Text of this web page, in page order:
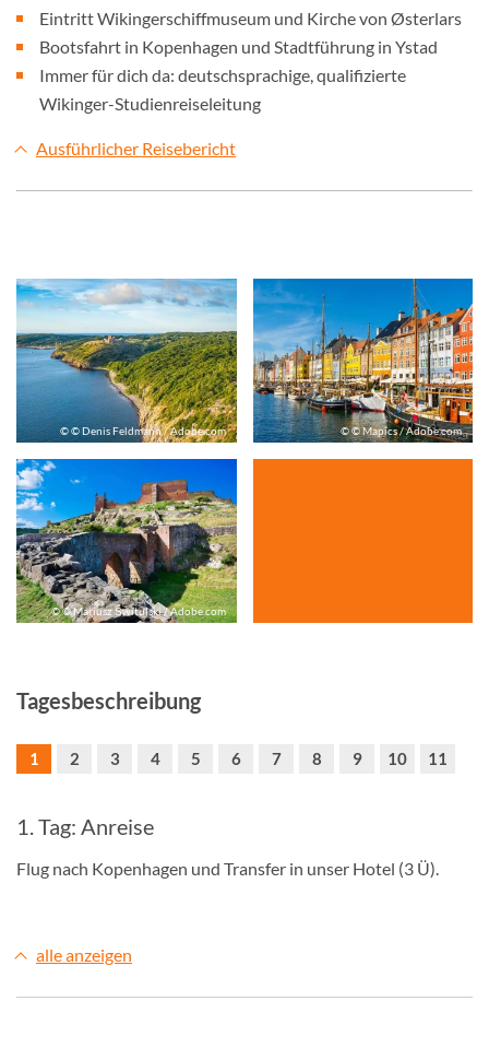
Eintritt Wikingerschiffmuseum und Kirche von Østerlars
Bootsfahrt in Kopenhagen und Stadtführung in Ystad
Immer für dich da: deutschsprachige, qualifizierte
Wikinger-Studienreiseleitung
Ausführlicher Reisebericht
© © Denis Feldmann / Adobe.com © © Mapics / Adobe.com
© © Mariusz Świtulski / Adobe.com
Tagesbeschreibung
1 2 3 4 5 6 7 8 9 10 11
1. Tag: Anreise
Flug nach Kopenhagen und Transfer in unser Hotel (3 Ü).
alle anzeigen